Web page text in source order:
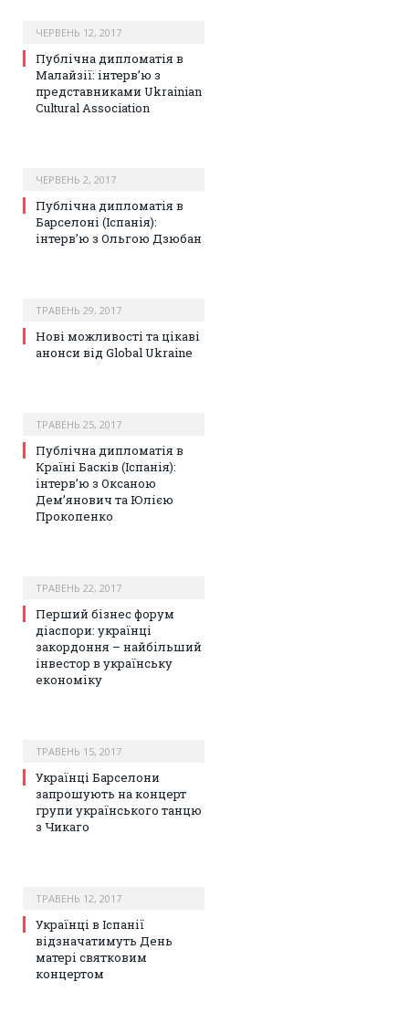
ЧЕРВЕНЬ 12, 2017
Публічна дипломатія в
Малайзії: інтерв’ю з
представниками Ukrainian
Cultural Association
ЧЕРВЕНЬ 2, 2017
Публічна дипломатія в
Барселоні (Іспанія):
інтерв’ю з Ольгою Дзюбан
ТРАВЕНЬ 29, 2017
Нові можливості та цікаві
анонси від Global Ukraine
ТРАВЕНЬ 25, 2017
Публічна дипломатія в
Країні Басків (Іспанія):
інтерв’ю з Оксаною
Дем’янович та Юлією
Прокопенко
ТРАВЕНЬ 22, 2017
Перший бізнес форум
діаспори: українці
закордоння – найбільший
інвестор в українську
економіку
ТРАВЕНЬ 15, 2017
Українці Барселони
запрошують на концерт
групи українського танцю
з Чикаго
ТРАВЕНЬ 12, 2017
Українці в Іспанії
відзначатимуть День
матері святковим
концертом